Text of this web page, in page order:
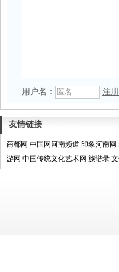
用户名： 注册
友情链接
商都网 中国网河南频道 印象河南网
游网 中国传统文化艺术网 族谱录